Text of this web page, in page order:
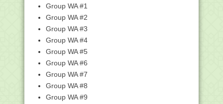
73% Peserta Lulus Pendidikan Profesi
Guru Madrasah...
Besok Gerhana Matahari Cincin, Begini
Cara Melihat...
Kisi-Kisi USBN SD/MI Tahun Pelajaran
2019-2020
Cara Instal Aplikasi Feeder EMIS (AFE)
yang Tepat
Cara Setting Laptop Jika Wifi Tidak Bisa
Group WA #1
Group WA #2
Group WA #3
Group WA #4
Group WA #5
Group WA #6
Group WA #7
Group WA #8
Group WA #9